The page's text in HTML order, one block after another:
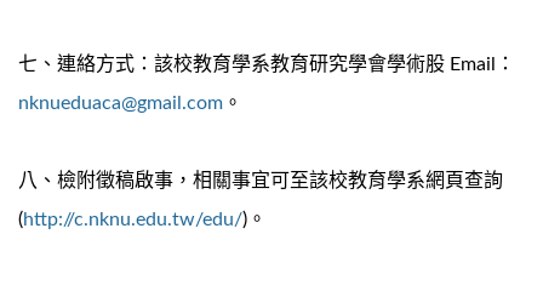
七、連絡方式：該校教育學系教育研究學會學術股 Email：
nknueduaca@gmail.com 。
八、檢附徵稿啟事，相關事宜可至該校教育學系網頁查詢
(http://c.nknu.edu.tw/edu/)。